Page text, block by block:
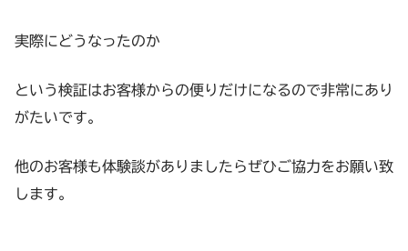
実際にどうなったのか
という検証はお客様からの便りだけになるので非常にあり
がたいです。
他のお客様も体験談がありましたらぜひご協力をお願い致
します。